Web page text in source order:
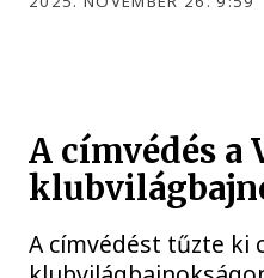
A címvédés a
A címvédést tűzte ki